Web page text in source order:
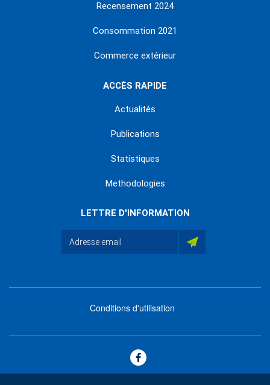
Recensement 2024
Consommation 2021
Commerce extérieur
ACCÈS RAPIDE
Actualités
Publications
Statistiques
Methodologies
LETTRE D'INFORMATION
footer
Conditions d'utilisation